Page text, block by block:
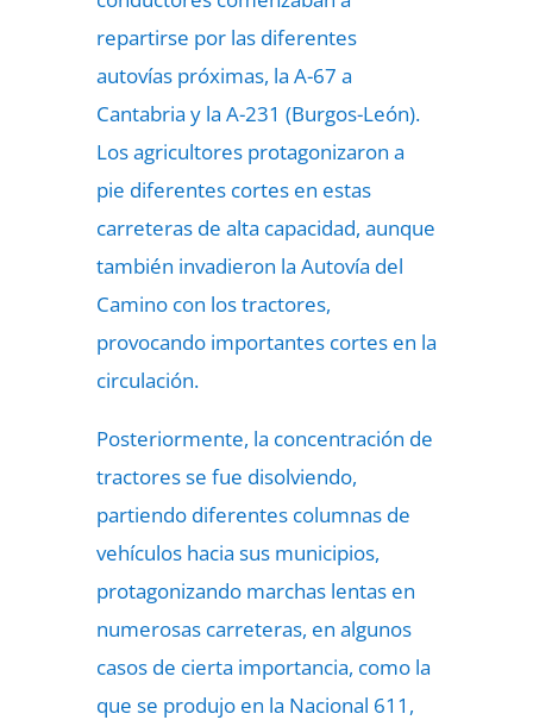
repartirse por las diferentes
autovías próximas, la A-67 a
Cantabria y la A-231 (Burgos-León).
Los agricultores protagonizaron a
pie diferentes cortes en estas
carreteras de alta capacidad, aunque
también invadieron la Autovía del
Camino con los tractores,
provocando importantes cortes en la
circulación.
Posteriormente, la concentración de
tractores se fue disolviendo,
partiendo diferentes columnas de
vehículos hacia sus municipios,
protagonizando marchas lentas en
numerosas carreteras, en algunos
casos de cierta importancia, como la
que se produjo en la Nacional 611,